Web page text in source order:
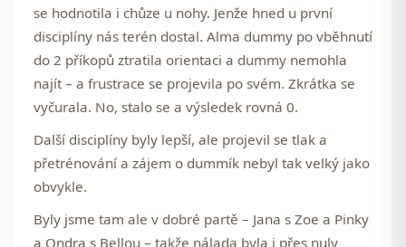
se hodnotila i chůze u nohy. Jenže hned u první
disciplíny nás terén dostal. Alma dummy po vběhnutí
do 2 příkopů ztratila orientaci a dummy nemohla
najít – a frustrace se projevila po svém. Zkrátka se
vyčurala. No, stalo se a výsledek rovná 0.
Další disciplíny byly lepší, ale projevil se tlak a
přetrénování a zájem o dummík nebyl tak velký jako
obvykle.
Byly jsme tam ale v dobré partě – Jana s Zoe a Pinky
a Ondra s Bellou – takže nálada byla i přes nuly